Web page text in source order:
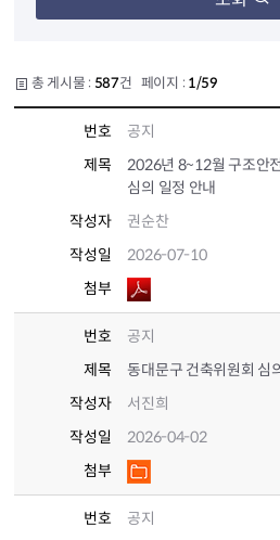
총 게시물 : 587건 페이지 : 1/59
번호
공지
제목
2026년 8~12월 구조안
심의 일정 안내
작성자
권순찬
작성일
2026-07-10
첨부
번호
공지
제목
동대문구 건축위원회 심
작성자
서진희
작성일
2026-04-02
첨부
번호
공지